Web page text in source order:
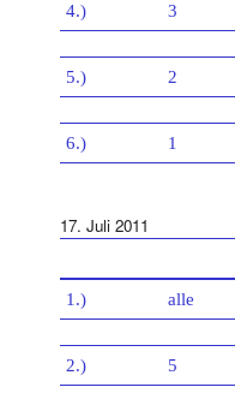
4.) 3
5.) 2
6.) 1
17. Juli 2011
1.) alle
2.) 5